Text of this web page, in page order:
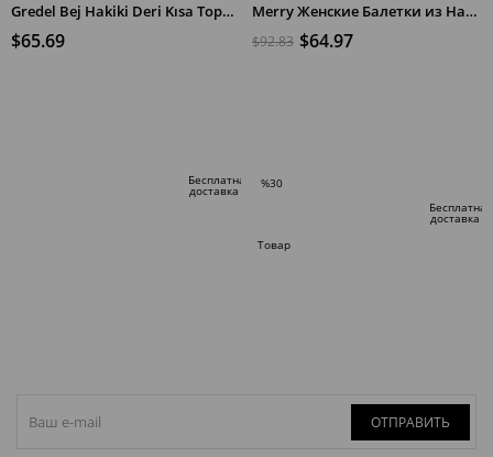
Gredel Bej Hakiki Deri Kısa Topuklu Kadın Terlik
$65.69
Бесплатная
доставка
Merry Женские Балетки из Натуральной Кожи с Медной Фурнитурой в Цвете Визон
$64.97
$92.83
%30
Бесплатная
доставка
Товар
ОТПРАВИТЬ